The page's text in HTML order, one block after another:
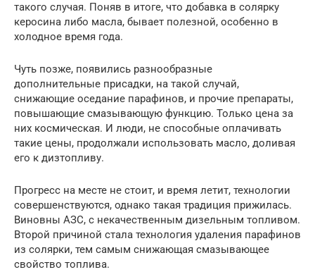
такого случая. Поняв в итоге, что добавка в солярку
керосина либо масла, бывает полезной, особенно в
холодное время года.
Чуть позже, появились разнообразные
дополнительные присадки, на такой случай,
снижающие оседание парафинов, и прочие препараты,
повышающие смазывающую функцию. Только цена за
них космическая. И люди, не способные оплачивать
такие цены, продолжали использовать масло, доливая
его к дизтопливу.
Прогресс на месте не стоит, и время летит, технологии
совершенствуются, однако такая традиция прижилась.
Виновны АЗС, с некачественным дизельным топливом.
Второй причиной стала технология удаления парафинов
из солярки, тем самым снижающая смазывающее
свойство топлива.